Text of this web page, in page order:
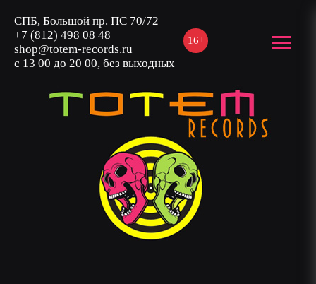
16+
СПБ, Большой пр. ПС 70/72
+7 (812) 498 08 48
shop@totem-records.ru
с 13 00 до 20 00, без выходных